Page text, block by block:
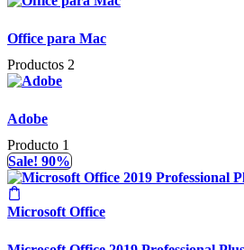
Office para Mac
Productos 2
Adobe
Producto 1
Sale! 90%
Microsoft Office